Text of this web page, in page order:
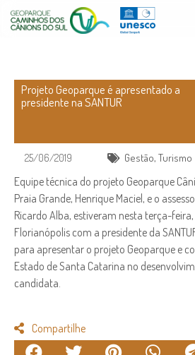
Projeto Geoparque é apresentado a
presidente na SANTUR
25/06/2019 Gestão,Turismo
Equipe técnica do projeto Geoparque
Praia Grande, Henrique Maciel, e o
Ricardo Alba, estiveram nesta terça-
Florianópolis com a presidente da
para apresentar o projeto Geoparque e
Estado de Santa Catarina no
candidata.
Compartilhe